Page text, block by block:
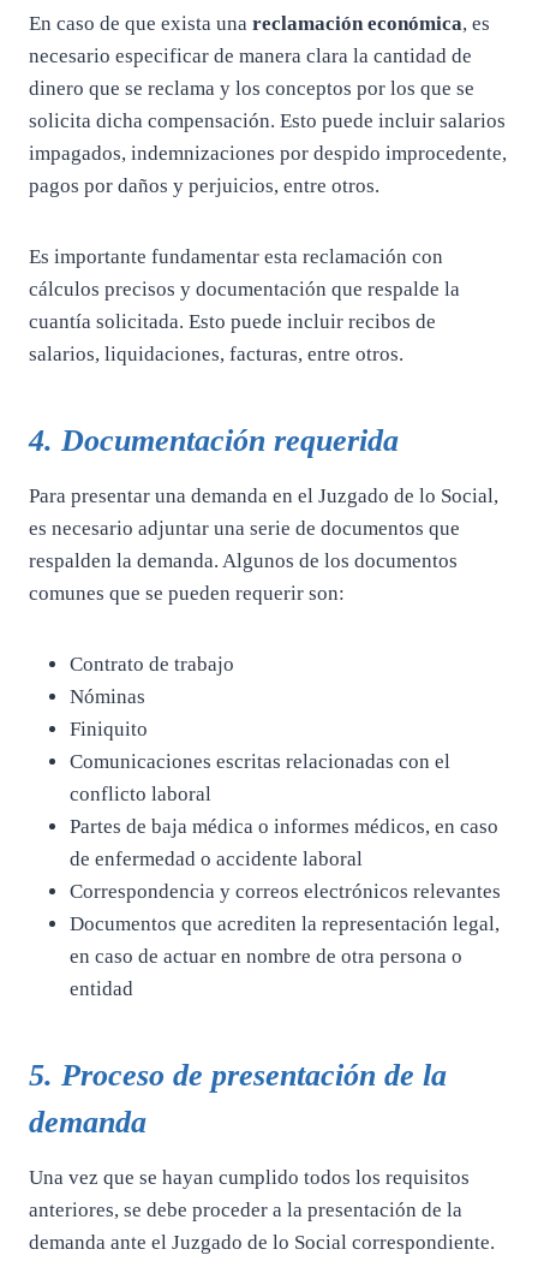
En caso de que exista una reclamación económica, es
necesario especificar de manera clara la cantidad de
dinero que se reclama y los conceptos por los que se
solicita dicha compensación. Esto puede incluir salarios
impagados, indemnizaciones por despido improcedente,
pagos por daños y perjuicios, entre otros.
Es importante fundamentar esta reclamación con
cálculos precisos y documentación que respalde la
cuantía solicitada. Esto puede incluir recibos de
salarios, liquidaciones, facturas, entre otros.
4. Documentación requerida
Para presentar una demanda en el Juzgado de lo Social,
es necesario adjuntar una serie de documentos que
respalden la demanda. Algunos de los documentos
comunes que se pueden requerir son:
Contrato de trabajo
Nóminas
Finiquito
Comunicaciones escritas relacionadas con el
conflicto laboral
Partes de baja médica o informes médicos, en caso
de enfermedad o accidente laboral
Correspondencia y correos electrónicos relevantes
Documentos que acrediten la representación legal,
en caso de actuar en nombre de otra persona o
entidad
5. Proceso de presentación de la
demanda
Una vez que se hayan cumplido todos los requisitos
anteriores, se debe proceder a la presentación de la
demanda ante el Juzgado de lo Social correspondiente.